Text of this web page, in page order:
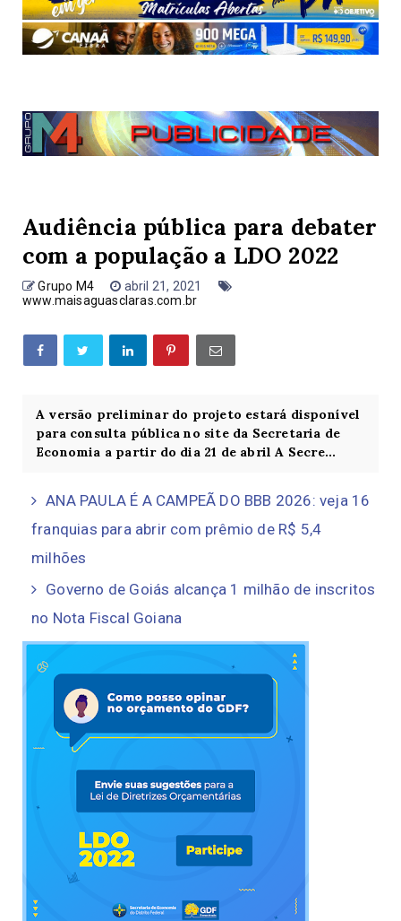
Audiência pública para debater
com a população a LDO 2022
Grupo M4
abril 21, 2021
www.maisaguasclaras.com.br
A versão preliminar do projeto estará disponível
para consulta pública no site da Secretaria de
Economia a partir do dia 21 de abril A Secre...
ANA PAULA É A CAMPEÃ DO BBB 2026: veja 16
franquias para abrir com prêmio de R$ 5,4
milhões
Governo de Goiás alcança 1 milhão de inscritos
no Nota Fiscal Goiana